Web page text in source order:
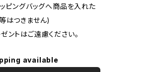
ピングバッグへ商品を入れた
はつきません)
ントはご遠慮ください。
available